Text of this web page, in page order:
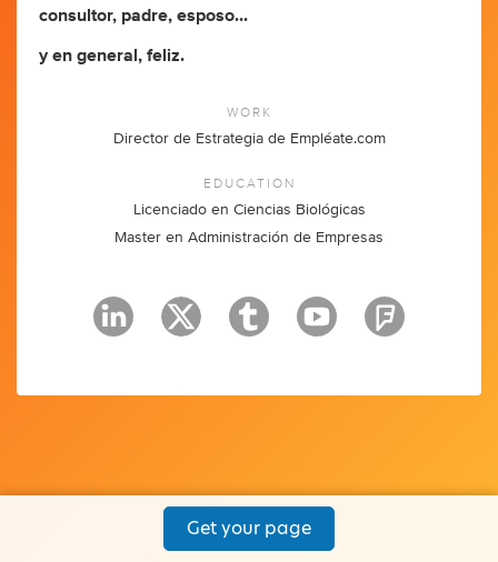
consultor, padre, esposo...
y en general, feliz.
WORK
Director de Estrategia de Empléate.com
EDUCATION
Licenciado en Ciencias Biológicas
Master en Administración de Empresas
Get your page